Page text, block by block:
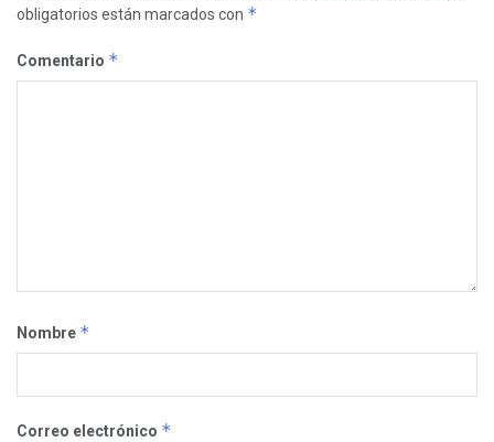
obligatorios están marcados con *
Comentario *
Nombre *
Correo electrónico *